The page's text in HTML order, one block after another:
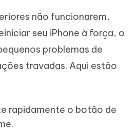
não funcionarem,
seu iPhone à força, o
problemas de
travadas. Aqui estão
rapidamente o botão de